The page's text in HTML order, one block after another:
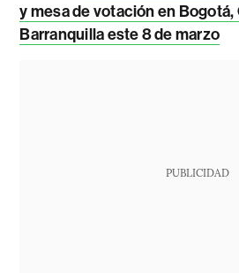
y mesa de votación en Bogotá,
Barranquilla este 8 de marzo
PUBLICIDAD